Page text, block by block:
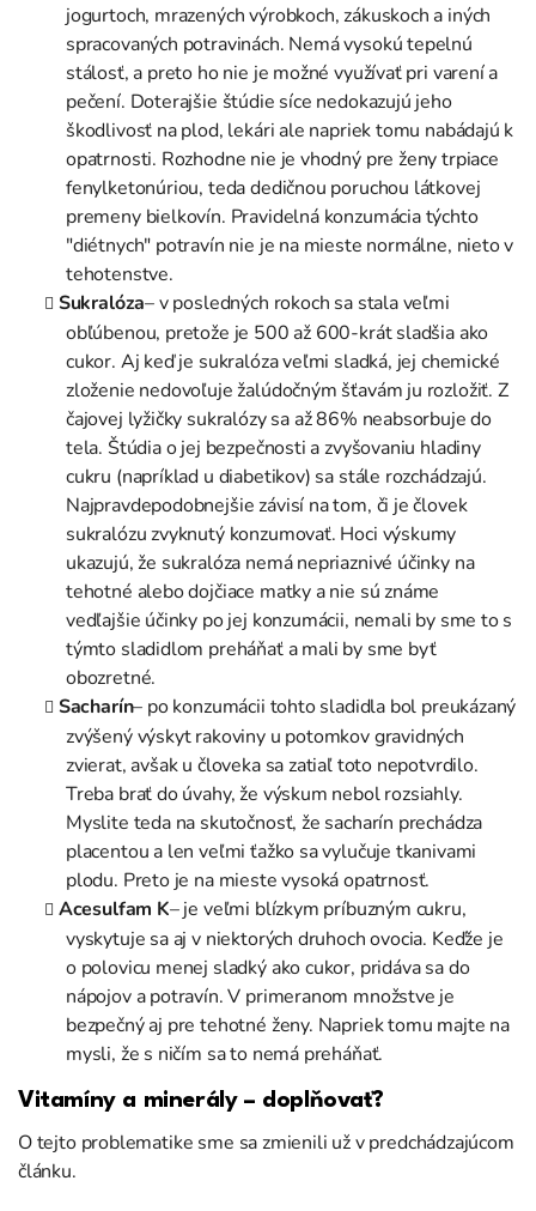
jogurtoch, mrazených výrobkoch, zákuskoch a iných
spracovaných potravinách. Nemá vysokú tepelnú
stálosť, a preto ho nie je možné využívať pri varení a
pečení. Doterajšie štúdie síce nedokazujú jeho
škodlivosť na plod, lekári ale napriek tomu nabádajú k
opatrnosti. Rozhodne nie je vhodný pre ženy trpiace
fenylketonúriou, teda dedičnou poruchou látkovej
premeny bielkovín. Pravidelná konzumácia týchto
"diétnych" potravín nie je na mieste normálne, nieto v
tehotenstve.
Sukralóza– v posledných rokoch sa stala veľmi
obľúbenou, pretože je 500 až 600-krát sladšia ako
cukor. Aj keď je sukralóza veľmi sladká, jej chemické
zloženie nedovoľuje žalúdočným šťavám ju rozložiť. Z
čajovej lyžičky sukralózy sa až 86% neabsorbuje do
tela. Štúdia o jej bezpečnosti a zvyšovaniu hladiny
cukru (napríklad u diabetikov) sa stále rozchádzajú.
Najpravdepodobnejšie závisí na tom, či je človek
sukralózu zvyknutý konzumovať. Hoci výskumy
ukazujú, že sukralóza nemá nepriaznivé účinky na
tehotné alebo dojčiace matky a nie sú známe
vedľajšie účinky po jej konzumácii, nemali by sme to s
týmto sladidlom preháňať a mali by sme byť
obozretné.
Sacharín– po konzumácii tohto sladidla bol preukázaný
zvýšený výskyt rakoviny u potomkov gravidných
zvierat, avšak u človeka sa zatiaľ toto nepotvrdilo.
Treba brať do úvahy, že výskum nebol rozsiahly.
Myslite teda na skutočnosť, že sacharín prechádza
placentou a len veľmi ťažko sa vylučuje tkanivami
plodu. Preto je na mieste vysoká opatrnosť.
Acesulfam K– je veľmi blízkym príbuzným cukru,
vyskytuje sa aj v niektorých druhoch ovocia. Keďže je
o polovicu menej sladký ako cukor, pridáva sa do
nápojov a potravín. V primeranom množstve je
bezpečný aj pre tehotné ženy. Napriek tomu majte na
mysli, že s ničím sa to nemá preháňať.
Vitamíny a minerály – doplňovať?
O tejto problematike sme sa zmienili už v predchádzajúcom
článku.